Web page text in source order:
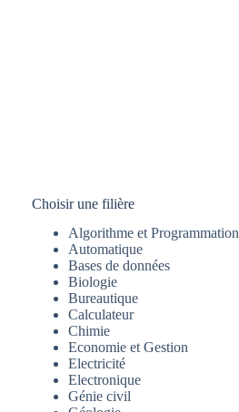
Choisir une filière
Algorithme et Programmation
Automatique
Bases de données
Biologie
Bureautique
Calculateur
Chimie
Economie et Gestion
Electricité
Electronique
Génie civil